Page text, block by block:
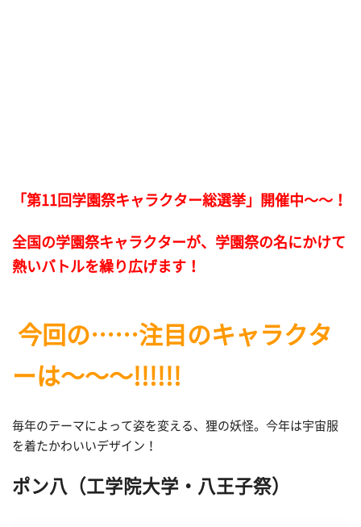
「第11回学園祭キャラクター総選挙」開催中～～！
全国の学園祭キャラクターが、学園祭の名にかけて
熱いバトルを繰り広げます！
今回の……注目のキャラクタ
ーは～～～!!!!!!
毎年のテーマによって姿を変える、狸の妖怪。今年は宇宙服
を着たかわいいデザイン！
ポン八（工学院大学・八王子祭）